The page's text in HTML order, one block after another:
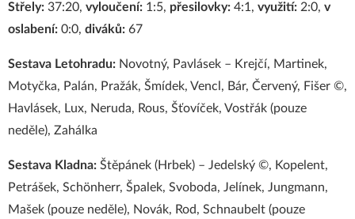
Střely: 37:20, vyloučení: 1:5, přesilovky: 4:1, využití: 2:0, v
oslabení: 0:0, diváků: 67
Sestava Letohradu: Novotný, Pavlásek – Krejčí, Martinek,
Motyčka, Palán, Pražák, Šmídek, Vencl, Bár, Červený, Fišer ©,
Havlásek, Lux, Neruda, Rous, Šťovíček, Vostřák (pouze
neděle), Zahálka
Sestava Kladna: Štěpánek (Hrbek) – Jedelský ©, Kopelent,
Petrášek, Schönherr, Špalek, Svoboda, Jelínek, Jungmann,
Mašek (pouze neděle), Novák, Rod, Schnaubelt (pouze